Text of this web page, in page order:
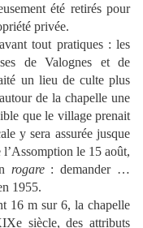
été retirés pour
privée.
tout pratiques : les
de Valognes et de
un lieu de culte plus
de la chapelle une
que le village prenait
y sera assurée jusque
le 15 août,
rogare: demander …
1955.
16 m sur 6, la chapelle
siècle, des attributs